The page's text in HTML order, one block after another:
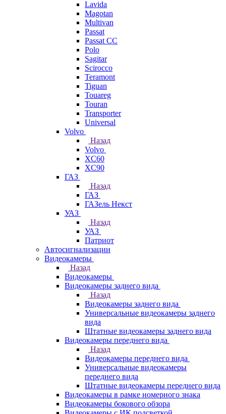
Lavida
Magotan
Multivan
Passat
Passat CC
Polo
Sagitar
Scirocco
Teramont
Tiguan
Touareg
Touran
Transporter
Universal
Volvo
Назад
Volvo
XC60
XC90
ГАЗ
Назад
ГАЗ
ГАЗель Некст
УАЗ
Назад
УАЗ
Патриот
Автосигнализации
Видеокамеры
Назад
Видеокамеры
Видеокамеры заднего вида
Назад
Видеокамеры заднего вида
Универсальные видеокамеры заднего
вида
Штатные видеокамеры заднего вида
Видеокамеры переднего вида
Назад
Видеокамеры переднего вида
Универсальные видеокамеры
переднего вида
Штатные видеокамеры переднего вида
Видеокамеры в рамке номерного знака
Видеокамеры бокового обзора